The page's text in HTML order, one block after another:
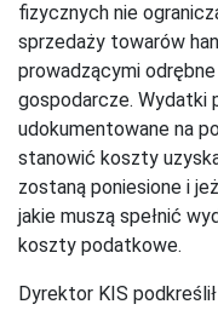
fizycznych nie
sprzedaży towarów
prowadzącymi
gospodarcze. Wydatki
udokumentowane na
stanowić koszty
zostaną poniesione i
jakie muszą spełnić
koszty podatkowe.
Dyrektor KIS